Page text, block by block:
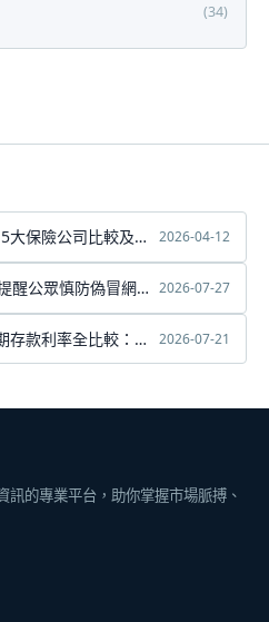
(34)
大保險公司比較及選
2026-04-12
醒公眾慎防偽冒網
保护个人资金安全
2026-07-27
存款利率全比較：虛
2026-07-21
的專業平台，助你掌握市場脈搏、